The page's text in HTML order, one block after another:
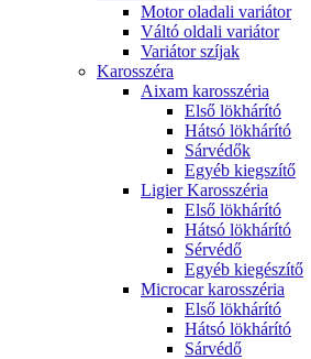
Motor oladali variátor
Váltó oldali variátor
Variátor szíjak
Karosszéra
Aixam karosszéria
Első lökhárító
Hátsó lökhárító
Sárvédők
Egyéb kiegszítő
Ligier Karosszéria
Első lökhárító
Hátsó lökhárító
Sérvédő
Egyéb kiegészítő
Microcar karosszéria
Első lökhárító
Hátsó lökhárító
Sárvédő